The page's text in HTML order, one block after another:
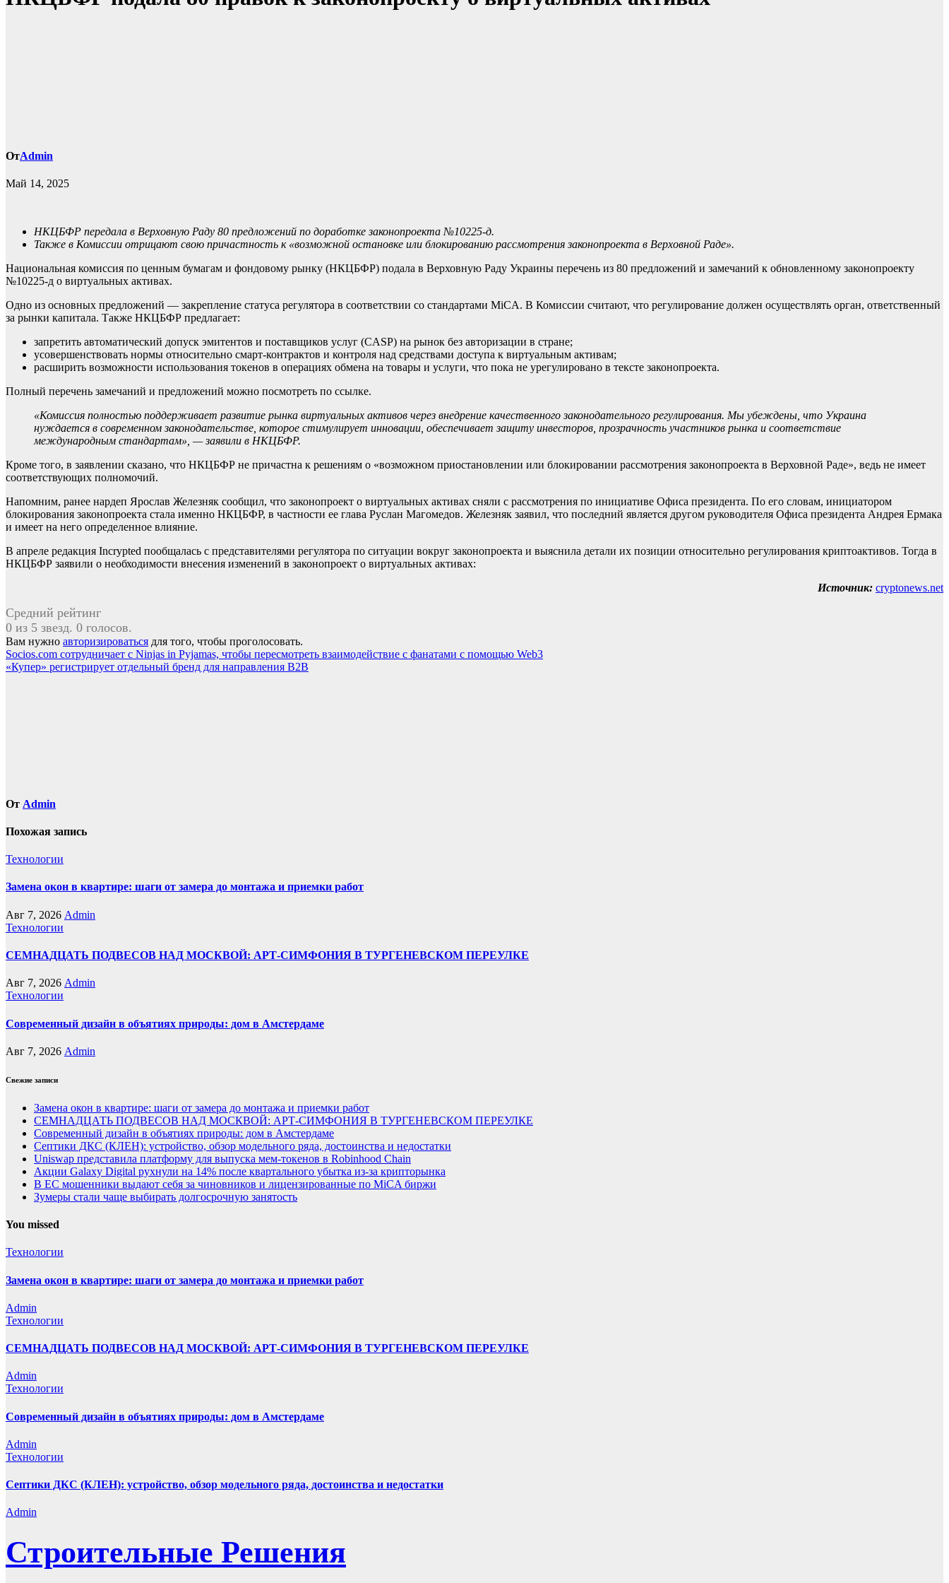
ОтAdmin
Май 14, 2025
НКЦБФР передала в Верховную Раду 80 предложений по доработке законопроекта №10225-д.
Также в Комиссии отрицают свою причастность к «возможной остановке или блокированию рассмотрения законопроекта в Верховной Раде».
Национальная комиссия по ценным бумагам и фондовому рынку (НКЦБФР) подала в Верховную Раду Украины перечень из 80 предложений и замечаний к обновленному законопроекту
№10225-д о виртуальных активах.
Одно из основных предложений — закрепление статуса регулятора в соответствии со стандартами MiCA. В Комиссии считают, что регулирование должен осуществлять орган, ответственный
за рынки капитала. Также НКЦБФР предлагает:
запретить автоматический допуск эмитентов и поставщиков услуг (CASP) на рынок без авторизации в стране;
усовершенствовать нормы относительно смарт-контрактов и контроля над средствами доступа к виртуальным активам;
расширить возможности использования токенов в операциях обмена на товары и услуги, что пока не урегулировано в тексте законопроекта.
Полный перечень замечаний и предложений можно посмотреть по ссылке.
«Комиссия полностью поддерживает развитие рынка виртуальных активов через внедрение качественного законодательного регулирования. Мы убеждены, что Украина
нуждается в современном законодательстве, которое стимулирует инновации, обеспечивает защиту инвесторов, прозрачность участников рынка и соответствие
международным стандартам», — заявили в НКЦБФР.
Кроме того, в заявлении сказано, что НКЦБФР не причастна к решениям о «возможном приостановлении или блокировании рассмотрения законопроекта в Верховной Раде», ведь не имеет
соответствующих полномочий.
Напомним, ранее нардеп Ярослав Железняк сообщил, что законопроект о виртуальных активах сняли с рассмотрения по инициативе Офиса президента. По его словам, инициатором
блокирования законопроекта стала именно НКЦБФР, в частности ее глава Руслан Магомедов. Железняк заявил, что последний является другом руководителя Офиса президента Андрея Ермака
и имеет на него определенное влияние.
В апреле редакция Incrypted пообщалась с представителями регулятора по ситуации вокруг законопроекта и выяснила детали их позиции относительно регулирования криптоактивов. Тогда в
НКЦБФР заявили о необходимости внесения изменений в законопроект о виртуальных активах:
Источник: cryptonews.net
Средний рейтинг
0 из 5 звезд. 0 голосов.
Вам нужно авторизироваться для того, чтобы проголосовать.
Навигация
по
Socios.com сотрудничает с Ninjas in Pyjamas, чтобы пересмотреть взаимодействие с фанатами с помощью Web3
«Купер» регистрирует отдельный бренд для направления B2B
От Admin
Похожая запись
Технологии
Замена окон в квартире: шаги от замера до монтажа и приемки работ
Авг 7, 2026 Admin
Технологии
СЕМНАДЦАТЬ ПОДВЕСОВ НАД МОСКВОЙ: АРТ-СИМФОНИЯ В ТУРГЕНЕВСКОМ ПЕРЕУЛКЕ
Авг 7, 2026 Admin
Технологии
Современный дизайн в объятиях природы: дом в Амстердаме
Авг 7, 2026 Admin
Свежие записи
Замена окон в квартире: шаги от замера до монтажа и приемки работ
СЕМНАДЦАТЬ ПОДВЕСОВ НАД МОСКВОЙ: АРТ-СИМФОНИЯ В ТУРГЕНЕВСКОМ ПЕРЕУЛКЕ
Современный дизайн в объятиях природы: дом в Амстердаме
Септики ДКС (КЛЕН): устройство, обзор модельного ряда, достоинства и недостатки
Uniswap представила платформу для выпуска мем-токенов в Robinhood Chain
Акции Galaxy Digital рухнули на 14% после квартального убытка из-за крипторынка
В ЕС мошенники выдают себя за чиновников и лицензированные по MiCA биржи
Зумеры стали чаще выбирать долгосрочную занятость
You missed
Технологии
Замена окон в квартире: шаги от замера до монтажа и приемки работ
Admin
Технологии
СЕМНАДЦАТЬ ПОДВЕСОВ НАД МОСКВОЙ: АРТ-СИМФОНИЯ В ТУРГЕНЕВСКОМ ПЕРЕУЛКЕ
Admin
Технологии
Современный дизайн в объятиях природы: дом в Амстердаме
Admin
Технологии
Септики ДКС (КЛЕН): устройство, обзор модельного ряда, достоинства и недостатки
Admin
Строительные Решения